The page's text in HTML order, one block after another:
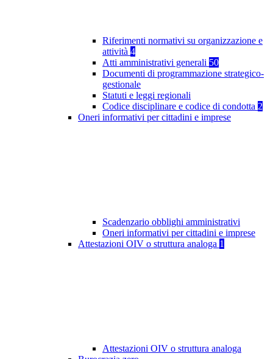
Riferimenti normativi su organizzazione e
attività 4
Atti amministrativi generali 50
Documenti di programmazione strategico-
gestionale
Statuti e leggi regionali
Codice disciplinare e codice di condotta 2
Oneri informativi per cittadini e imprese
Scadenzario obblighi amministrativi
Oneri informativi per cittadini e imprese
Attestazioni OIV o struttura analoga 1
Attestazioni OIV o struttura analoga